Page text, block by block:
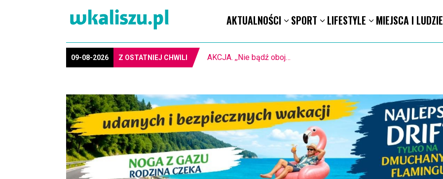
AKTUALNOŚCI SPORT LIFESTYLE MIEJSCA I LUDZIE
09-08-2026 Z OSTATNIEJ CHWILI PIŁKA RĘCZNA. Nowa bramkarka Szczypiorna. Grała w Norwegii